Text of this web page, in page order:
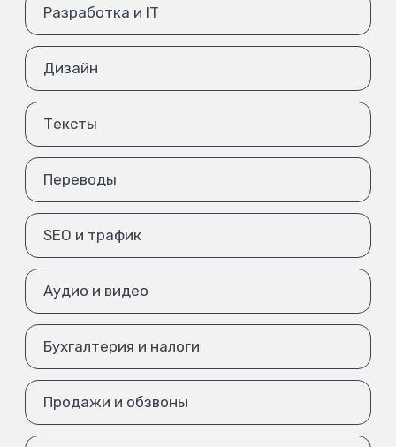
Разработка и IT
Дизайн
Тексты
Переводы
SEO и трафик
Аудио и видео
Бухгалтерия и налоги
Продажи и обзвоны